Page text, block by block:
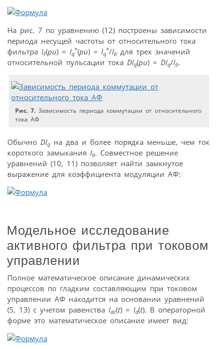
На рис. 7 по уравнению (12) построены зависимости
периода несущей частоты от относительного тока
фильтра IF(pu) = Iq
*(pu) = Iq
*/Ib для трех значений
относительной пульсации тока DIq(pu) = DIq/Ib.
Рис. 7. Зависимость периода коммутации от относительного
тока АФ
Обычно DIq на два и более порядка меньше, чем ток
короткого замыкания Ib. Совместное решение
уравнений (10, 11) позволяет найти замкнутое
выражение для коэффициента модуляции АФ:
Модельное исследование
активного фильтра при токовом
управлении
Полное математическое описание динамических
процессов по гладким составляющим при токовом
управлении АФ находится на основании уравнений
(5, 13) с учетом равенства Idc(t) = Id(t). В операторной
форме это математическое описание имеет вид: